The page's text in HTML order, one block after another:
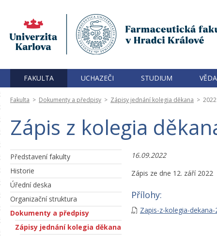
FAKULTA UCHAZEČI STUDIUM
Fakulta > Dokumenty a předpisy > Zápisy jednání kolegia děkana > 2022
Zápis z kolegia
Představení fakulty
Historie
Úřední deska
Organizační struktura
Dokumenty a předpisy
Zápisy jednání kolegia děkana
16.09.2022
Zápis ze dne 12. září 2022
Přílohy:
Zapis-z-kolegia-